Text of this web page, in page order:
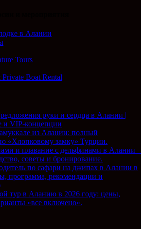
в Алании
Tours
Boat Rental
руки и сердца в Алании |
и VIP-концепции
из Алании: полный
«Хлопковому замку» Турции.
и плавание с дельфинами в Алании –
советы и бронирование.
по сафари на джипах в Алании в
программа, рекомендации и
тур в Аланию в 2026 году: цены,
«все включено».